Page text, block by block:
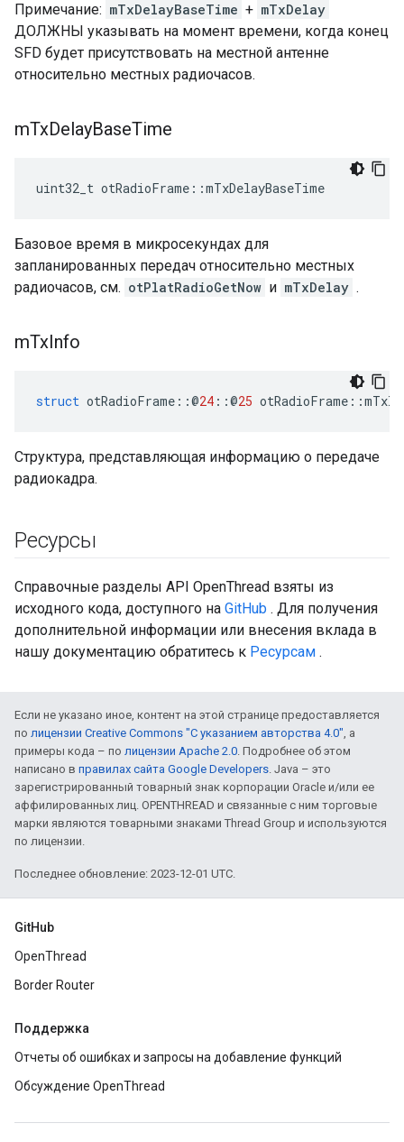
Примечание: mTxDelayBaseTime + mTxDelay
ДОЛЖНЫ указывать на момент времени, когда конец
SFD будет присутствовать на местной антенне
относительно местных радиочасов.
mTxDelayBaseTime
uint32_t otRadioFrame ::mTxDelayBaseTime
Базовое время в микросекундах для
запланированных передач относительно местных
радиочасов, см. otPlatRadioGetNow и mTxDelay .
mTxInfo
struct otRadioFrame ::@24 ::@25 otRadioFrame ::
Структура, представляющая информацию о передаче
радиокадра.
Ресурсы
Справочные разделы API OpenThread взяты из
исходного кода, доступного на GitHub . Для получения
дополнительной информации или внесения вклада в
нашу документацию обратитесь к Ресурсам .
Если не указано иное, контент на этой странице предоставляется
по лицензии Creative Commons "С указанием авторства 4.0", а
примеры кода – по лицензии Apache 2.0. Подробнее об этом
написано в правилах сайта Google Developers. Java – это
зарегистрированный товарный знак корпорации Oracle и/или ее
аффилированных лиц. OPENTHREAD и связанные с ним торговые
марки являются товарными знаками Thread Group и используются
по лицензии.
Последнее обновление: 2023-12-01 UTC.
GitHub
OpenThread
Border Router
Поддержка
Отчеты об ошибках и запросы на добавление функций
Обсуждение OpenThread